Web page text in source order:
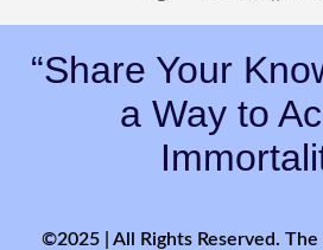
“Share Your
a Way to
©2025 | All Rights Reserved. The